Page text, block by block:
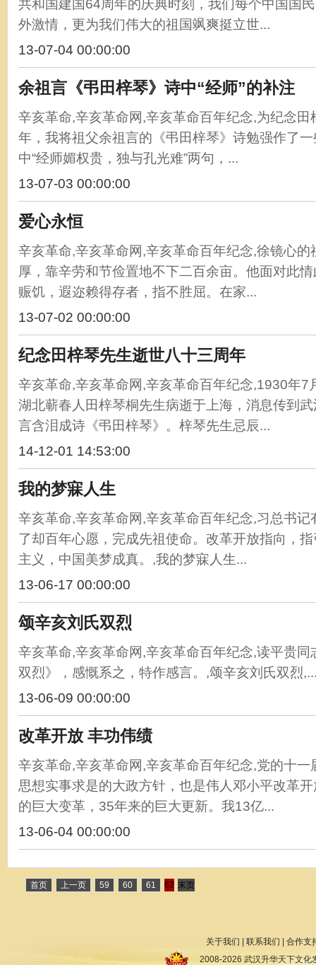
共和国建国64周年的庆典时刻，我们每个中国国
外激情，更为我们伟大的祖国飒爽挺立世...
13-07-04 00:00:00
余祖言《弔田梓琴》诗中“经师”的补注
辛亥革命,辛亥革命网,辛亥革命百年纪念,为纪念
年，我将祖父余祖言的《弔田梓琴》诗勉强作了
中“经师媚权贵，独与孔光难”两句，...
13-07-03 00:00:00
爱心永恒
辛亥革命,辛亥革命网,辛亥革命百年纪念,徐镜心
厚，靠辛劳和节俭置地不下二百余亩。他面对此
赈饥，遐迩赖得存者，指不胜屈。在家...
13-07-02 00:00:00
纪念田梓琴先生逝世八十三周年
辛亥革命,辛亥革命网,辛亥革命百年纪念,1930年7
湖北蕲春人田梓琴桐先生病逝于上海，消息传到
言含泪成诗《弔田梓琴》。梓琴先生忌辰...
14-12-01 14:53:00
我的梦寐人生
辛亥革命,辛亥革命网,辛亥革命百年纪念,习总书
了却百年心愿，完成先祖使命。改革开放指向，
主义，中国美梦成真。,我的梦寐人生...
13-06-17 00:00:00
颂辛亥刘氏双烈
辛亥革命,辛亥革命网,辛亥革命百年纪念,读平贵
双烈》，感慨系之，特作感言。,颂辛亥刘氏双烈
13-06-09 00:00:00
改革开放 丰功伟绩
辛亥革命,辛亥革命网,辛亥革命百年纪念,党的十
思想实事求是的大政方针，也是伟人邓小平改革
的巨大变革，35年来的巨大更新。我13亿...
13-06-04 00:00:00
首页 上一页 59 60 61 62 末页
关于我们 联系我们
合作支
2008-2026 武汉升华天下文